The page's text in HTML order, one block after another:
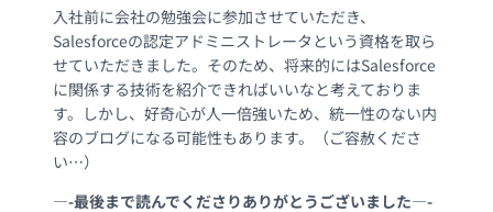
入社前に会社の勉強会に参加させていただき、
Salesforceの認定アドミニストレータという資格を取ら
せていただきました。そのため、将来的にはSalesforce
に関係する技術を紹介できればいいなと考えておりま
す。しかし、好奇心が人一倍強いため、統一性のない内
容のブログになる可能性もあります。（ご容赦くださ
い…）
—-最後まで読んでくださりありがとうございました—-